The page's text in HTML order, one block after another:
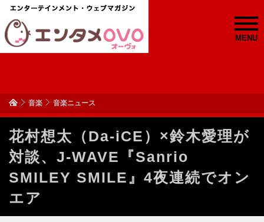
MENU
音楽 音楽ニュース
花村想太（Da-iCE）×鈴木愛理が
対談、J-WAVE『Sanrio
SMILEY SMILE』4夜連続でオン
エア